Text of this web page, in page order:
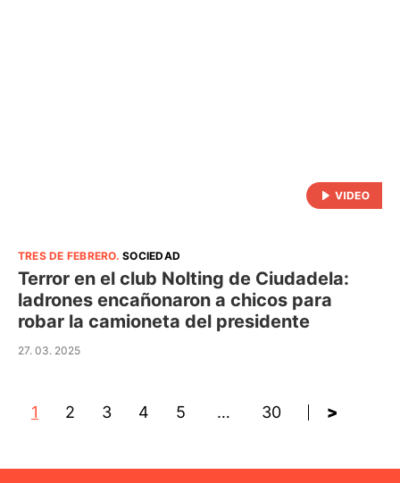
TRES DE FEBRERO.SOCIEDAD
Terror en el club Nolting de Ciudadela:
ladrones encañonaron a chicos para
robar la camioneta del presidente
27. 03. 2025
1 2 3 4 5 … 30 >